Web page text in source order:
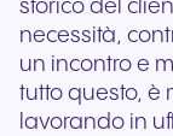
storico del
necessità,
un incontro e
tutto questo, è
lavorando in